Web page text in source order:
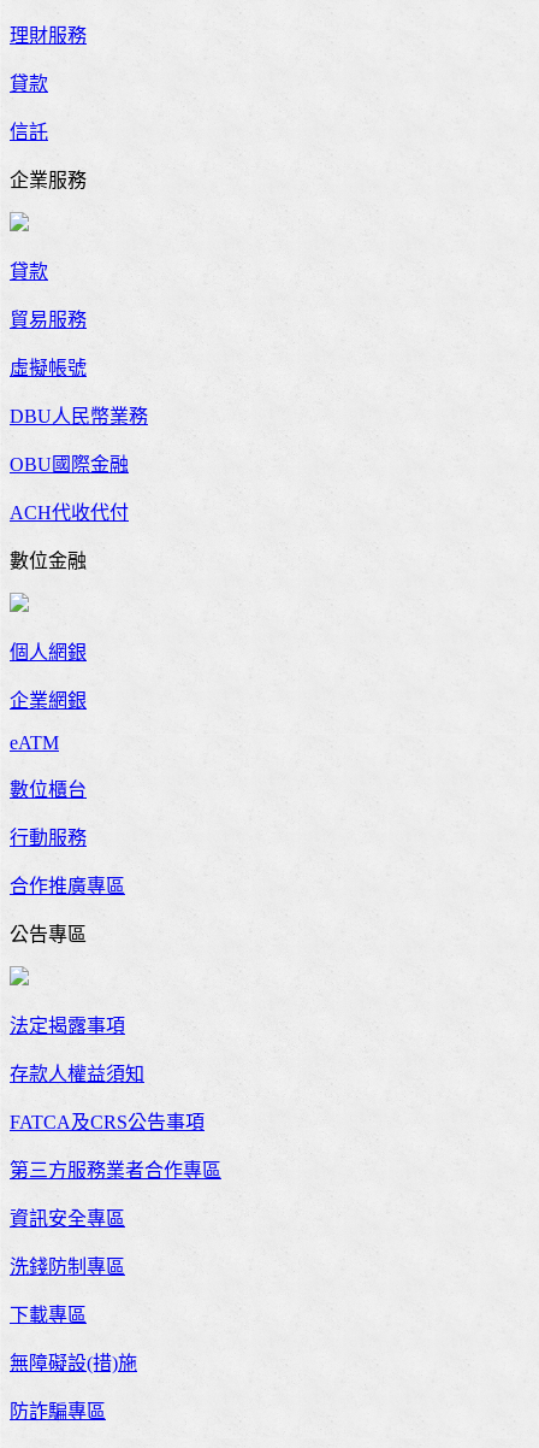
理財服務
貸款
信託
企業服務
貸款
貿易服務
虛擬帳號
DBU人民幣業務
OBU國際金融
ACH代收代付
數位金融
個人網銀
企業網銀
eATM
數位櫃台
行動服務
合作推廣專區
公告專區
法定揭露事項
存款人權益須知
FATCA及CRS公告事項
第三方服務業者合作專區
資訊安全專區
洗錢防制專區
下載專區
無障礙設(措)施
防詐騙專區